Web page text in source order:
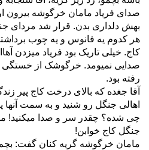
صدای فریاد مامان خرگوشه
بهش دلداری بدن. قرار شد مردای
هر کدوم یه فانوس و یه چوب
کاج. خیلی تاریک بود فریاد میزدن
صدایی نمیومد. خرگوشک از
رفته بود.
آقا جغده که بالای درخت کاج پیر
اهالی جنگل رو شنید و به سمت آنها
چی شده؟ چقدر سر و صدا میکنید!
جنگل کاج خوابن!
مامان خرگوشه گریه کنان گفت: